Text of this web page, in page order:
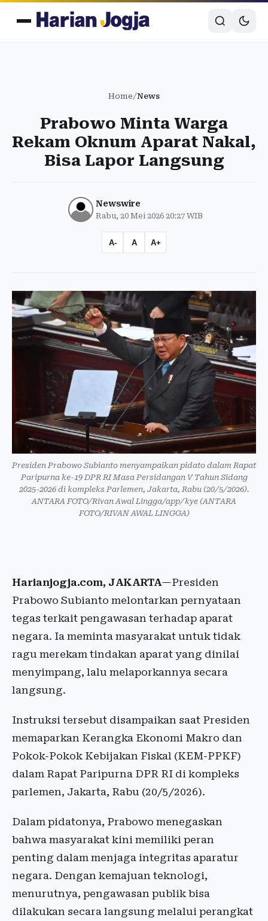
Home/News
Prabowo Minta Warga
Rekam Oknum Aparat Nakal,
Bisa Lapor Langsung
Newswire
Rabu, 20 Mei 2026 20:27 WIB
A- A A+
Presiden Prabowo Subianto menyampaikan pidato dalam Rapat
Paripurna ke-19 DPR RI Masa Persidangan V Tahun Sidang
2025-2026 di kompleks Parlemen, Jakarta, Rabu (20/5/2026).
ANTARA FOTO/Rivan Awal Lingga/app/kye (ANTARA
FOTO/RIVAN AWAL LINGGA)
Harianjogja.com, JAKARTA—Presiden
Prabowo Subianto melontarkan pernyataan
tegas terkait pengawasan terhadap aparat
negara. Ia meminta masyarakat untuk tidak
ragu merekam tindakan aparat yang dinilai
menyimpang, lalu melaporkannya secara
langsung.
Instruksi tersebut disampaikan saat Presiden
memaparkan Kerangka Ekonomi Makro dan
Pokok-Pokok Kebijakan Fiskal (KEM-PPKF)
dalam Rapat Paripurna DPR RI di kompleks
parlemen, Jakarta, Rabu (20/5/2026).
Dalam pidatonya, Prabowo menegaskan
bahwa masyarakat kini memiliki peran
penting dalam menjaga integritas aparatur
negara. Dengan kemajuan teknologi,
menurutnya, pengawasan publik bisa
dilakukan secara langsung melalui perangkat